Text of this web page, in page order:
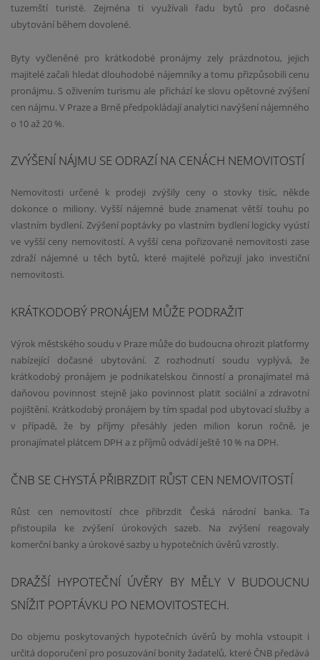
tuzemští turisté. Zejména ti využívali řadu bytů pro dočasné
ubytování během dovolené.
Byty vyčleněné pro krátkodobé pronájmy zely prázdnotou, jejich
majitelé začali hledat dlouhodobé nájemníky a tomu přizpůsobili cenu
pronájmu. S oživením turismu ale přichází ke slovu opětovné zvýšení
cen nájmu. V Praze a Brně předpokládají analytici navýšení nájemného
o 10 až 20 %.
ZVÝŠENÍ NÁJMU SE ODRAZÍ NA CENÁCH NEMOVITOSTÍ
Nemovitosti určené k prodeji zvýšily ceny o stovky tisíc, někde
dokonce o miliony. Vyšší nájemné bude znamenat větší touhu po
vlastním bydlení. Zvýšení poptávky po vlastním bydlení logicky vyústí
ve vyšší ceny nemovitostí. A vyšší cena pořizované nemovitosti zase
zdraží nájemné u těch bytů, které majitelé pořizují jako investiční
nemovitosti.
KRÁTKODOBÝ PRONÁJEM MŮŽE PODRAŽIT
Výrok městského soudu v Praze může do budoucna ohrozit platformy
nabízející dočasné ubytování. Z rozhodnutí soudu vyplývá, že
krátkodobý pronájem je podnikatelskou činností a pronajímatel má
daňovou povinnost stejně jako povinnost platit sociální a zdravotní
pojištění. Krátkodobý pronájem by tím spadal pod ubytovací služby a
v případě, že by příjmy přesáhly jeden milion korun ročně, je
pronajímatel plátcem DPH a z příjmů odvádí ještě 10 % na DPH.
ČNB SE CHYSTÁ PŘIBRZDIT RŮST CEN NEMOVITOSTÍ
Růst cen nemovitostí chce přibrzdit Česká národní banka. Ta
přistoupila ke zvýšení úrokových sazeb. Na zvýšení reagovaly
komerční banky a úrokové sazby u hypotečních úvěrů vzrostly.
DRAŽŠÍ HYPOTEČNÍ ÚVĚRY BY MĚLY V BUDOUCNU
SNÍŽIT POPTÁVKU PO NEMOVITOSTECH.
Do objemu poskytovaných hypotečních úvěrů by mohla vstoupit i
určitá doporučení pro posuzování bonity žadatelů, které ČNB předává